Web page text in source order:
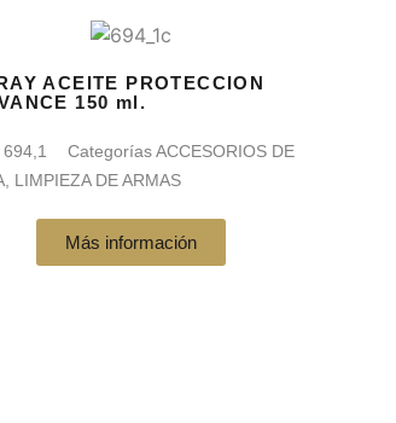
ACEITE PROTECCION
150 ml.
694,1 CategoríasACCESORIOS DE
, LIMPIEZA DE ARMAS
Más información